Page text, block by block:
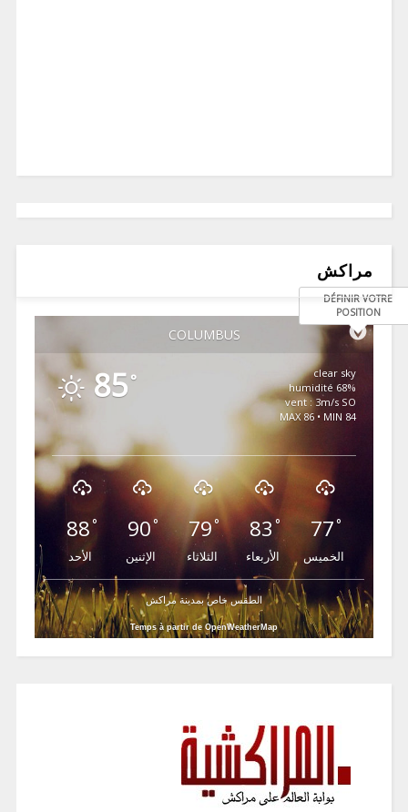
مراكش
COLUMBUS
DÉFINIR VOTRE
POSITION
85 °
clear sky
68% humidité
vent : 3m/s SO
MAX 86 • MIN 84
88°
الأحد
90°
الإثنين
79°
الثلاثاء
83 °
الأربعاء
77°
الخميس
الطقس خاص بمدينة مراكش
Temps à partir de OpenWeatherMap